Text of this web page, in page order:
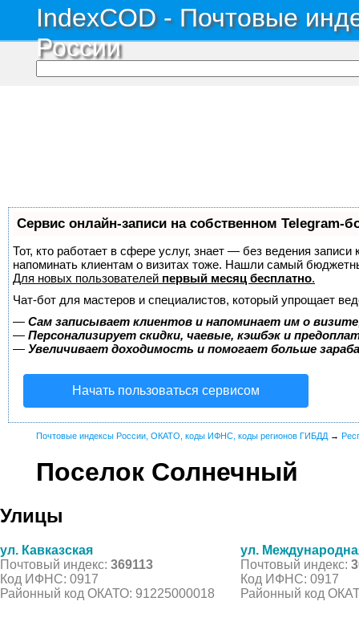
IndexCOD - Почтовые
России
Сервис онлайн-записи на собственном Telegram-
Тот, кто работает в сфере услуг, знает — без ведения
напоминать клиентам о визитах тоже. Нашли самый
Для новых пользователей первый месяц бесплатно.
Чат-бот для мастеров и специалистов, который упрощает
— Сам записывает клиентов и напоминает им о
— Персонализирует скидки, чаевые, кэшбэк и
— Увеличивает доходимость и помогает больше
Начать пользоваться сервисом
Почтовые индексы России, ОКАТО, коды ИФНС, коды регионов ГИБДД →
Поселок Солнечный
Улицы
ул. Кавказская
Почтовый индекс: 369113
Код ИФНС: 0917
Районный код ОКАТО: 91225000018
ул.
Почтовый индекс:
Код ИФНС: 0917
Районный код